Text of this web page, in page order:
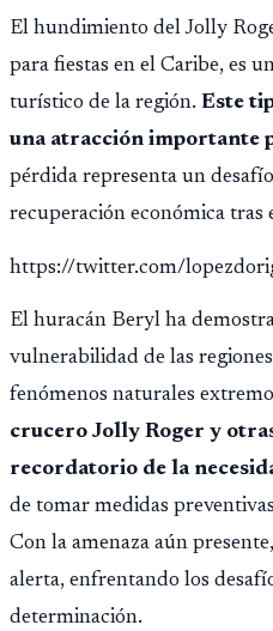
El hundimiento del Jolly
para fiestas en el Caribe, es
turístico de la región. Este
una atracción importante
pérdida representa un
recuperación económica tras
https://twitter.com/
El huracán Beryl ha
vulnerabilidad de las
fenómenos naturales
crucero Jolly Roger y
recordatorio de la
de tomar medidas
Con la amenaza aún
alerta, enfrentando los
determinación.